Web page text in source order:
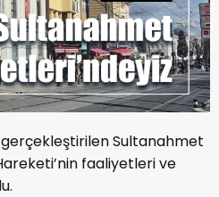
gerçekleştirilen Sultanahmet
faaliyetleri ve